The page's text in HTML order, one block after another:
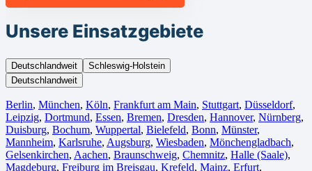
Unsere Einsatzgebiete
Deutschlandweit
Schleswig-Holstein
Deutschlandweit
Berlin⁠, München, Köln⁠, Frankfurt am Main, Stuttgart, Düsseldorf,
Leipzig, Dortmund, Essen, Bremen, Dresden, Hannover, Nürnberg,
Duisburg⁠, Bochum, Wuppertal⁠, Bielefeld⁠, Bonn⁠, Münster⁠,
Mannheim, Karlsruhe, Augsburg, Wiesbaden⁠, Mönchengladbach⁠,
Gelsenkirchen⁠, Aachen⁠, Braunschweig, Chemnitz⁠, Halle (Saale)⁠,
Magdeburg, Freiburg im Breisgau⁠, Krefeld⁠, Mainz⁠, Erfurt,